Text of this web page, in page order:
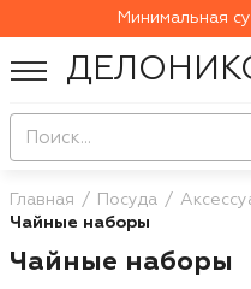
Минимальная
Главная Посуда
Чайные наборы
Чайные наборы